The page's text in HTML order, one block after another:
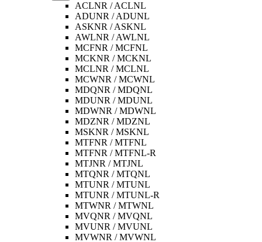
ACLNR / ACLNL
ADUNR / ADUNL
ASKNR / ASKNL
AWLNR / AWLNL
MCFNR / MCFNL
MCKNR / MCKNL
MCLNR / MCLNL
MCWNR / MCWNL
MDQNR / MDQNL
MDUNR / MDUNL
MDWNR / MDWNL
MDZNR / MDZNL
MSKNR / MSKNL
MTFNR / MTFNL
MTFNR / MTFNL-R
MTJNR / MTJNL
MTQNR / MTQNL
MTUNR / MTUNL
MTUNR / MTUNL-R
MTWNR / MTWNL
MVQNR / MVQNL
MVUNR / MVUNL
MVWNR / MVWNL